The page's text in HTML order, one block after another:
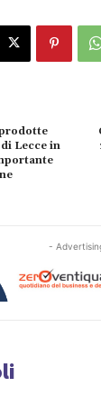
Lecce in
-